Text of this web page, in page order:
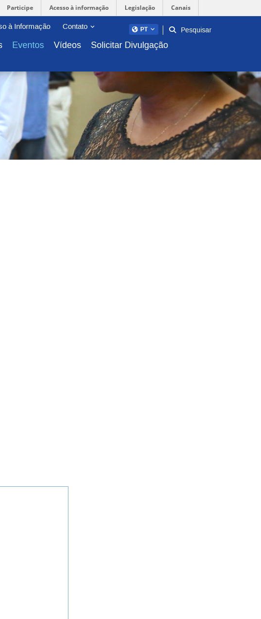
Participe Acesso à informação Legislação Canais
PT Pesquisar
à Informação ContatoAbrir/fechar sub-menu
Eventos Vídeos
Solicitar Divulgação